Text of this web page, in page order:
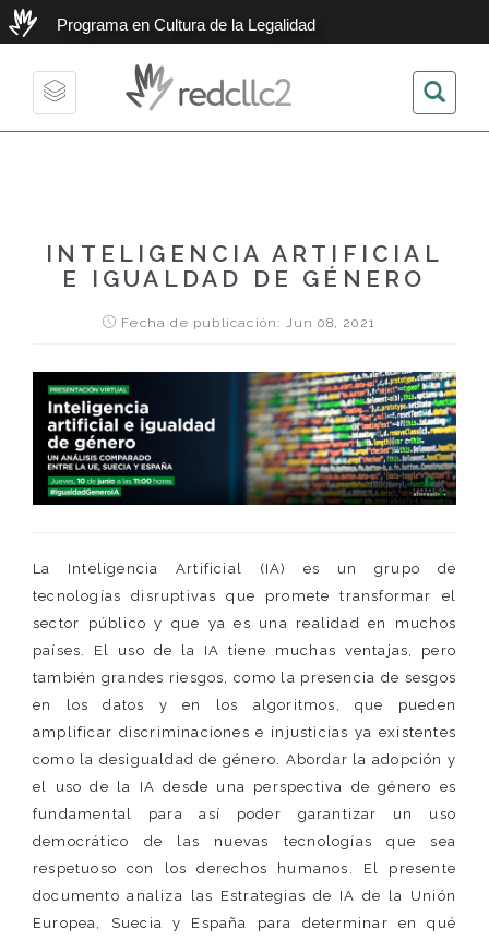
Programa en Cultura de la Legalidad
Toggle
redcllc2
INTELIGENCIA ARTIFICIAL
E IGUALDAD DE GÉNERO
Fecha de publicación: Jun 08, 2021
La Inteligencia Artificial (IA) es un grupo de
tecnologías disruptivas que promete transformar el
sector público y que ya es una realidad en muchos
países. El uso de la IA tiene muchas ventajas, pero
también grandes riesgos, como la presencia de sesgos
en los datos y en los algoritmos, que pueden
amplificar discriminaciones e injusticias ya existentes
como la desigualdad de género. Abordar la adopción y
el uso de la IA desde una perspectiva de género es
fundamental para así poder garantizar un uso
democrático de las nuevas tecnologías que sea
respetuoso con los derechos humanos. El presente
documento analiza las Estrategias de IA de la Unión
Europea, Suecia y España para determinar en qué